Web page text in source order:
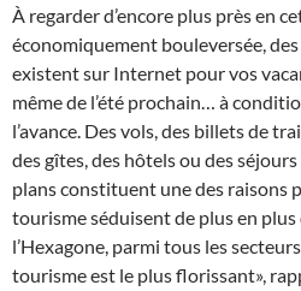
À regarder d’encore plus près en
économiquement bouleversée,
existent sur Internet pour vos
même de l’été prochain… à
l’avance. Des vols, des billets de
des gîtes, des hôtels ou des
plans constituent une des raisons
tourisme séduisent de plus en plus
l’Hexagone, parmi tous les
tourisme est le plus florissant»,